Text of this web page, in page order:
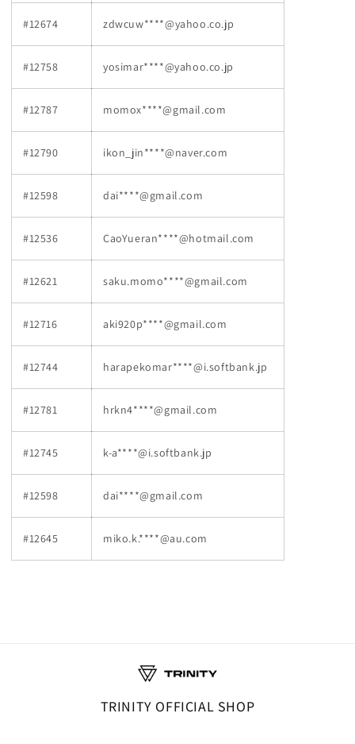
#12674 zdwcuw****@yahoo.co.jp
#12758 yosimar****@yahoo.co.jp
#12787 momox****@gmail.com
#12790 ikon_jin****@naver.com
#12598 dai****@gmail.com
#12536 CaoYueran****@hotmail.com
#12621 saku.momo****@gmail.com
#12716 aki920p****@gmail.com
#12744 harapekomar****@i.softbank.jp
#12781 hrkn4****@gmail.com
#12745 k-a****@i.softbank.jp
#12598 dai****@gmail.com
#12645 miko.k.****@au.com
TRINITY OFFICIAL SHOP